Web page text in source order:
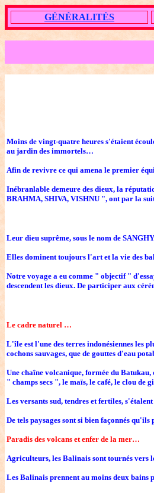
GÉNÉRALITÉS
Moins de vingt-quatre heures s'étaient
au jardin des immortels…
Afin de revivre ce qui amena le premier
Inébranlable demeure des dieux, la
BRAHMA, SHIVA, VISHNU ", ont par la
Leur dieu suprême, sous le nom de
Elles dominent toujours l'art et la vie des
Notre voyage a eu comme " objectif "
descendent les dieux. De participer aux
Le cadre naturel …
L'île est l'une des terres indonésiennes les
cochons sauvages, que de gouttes d'eau
Une chaîne volcanique, formée du
" champs secs ", le maïs, le café, le clou de
Les versants sud, tendres et fertiles,
De tels paysages sont si bien façonnés
Paradis des volcans et enfer de la mer…
Agriculteurs, les Balinais sont tournés vers
Les Balinais prennent au moins deux bains